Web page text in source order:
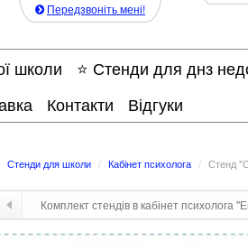
Передзвоніть мені!
школи ⭐ Стенди для днз
Контакти Відгуки
Стенди для школи Кабінет психолога Стенд
Комплект стендів в кабінет психолога